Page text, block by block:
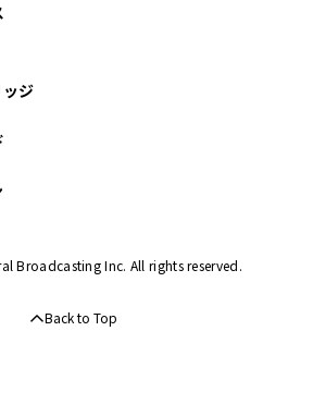
ジ
Broadcasting Inc. All rights reserved.
Back to Top